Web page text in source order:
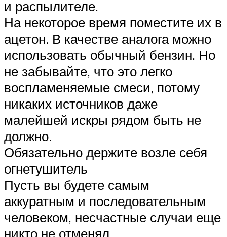
и распылителе.
На некоторое время поместите их в
ацетон. В качестве аналога можно
использовать обычный бензин. Но
не забывайте, что это легко
воспламеняемые смеси, потому
никаких источников даже
малейшей искры рядом быть не
должно.
Обязательно держите возле себя
огнетушитель
Пусть вы будете самым
аккуратным и последовательным
человеком, несчастные случаи еще
никто не отменял.